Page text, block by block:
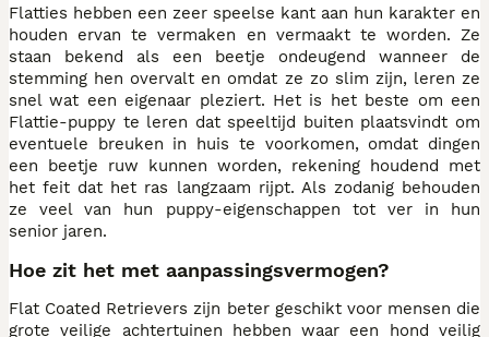
Flatties hebben een zeer speelse kant aan hun karakter en
houden ervan te vermaken en vermaakt te worden. Ze
staan bekend als een beetje ondeugend wanneer de
stemming hen overvalt en omdat ze zo slim zijn, leren ze
snel wat een eigenaar pleziert. Het is het beste om een
Flattie-puppy te leren dat speeltijd buiten plaatsvindt om
eventuele breuken in huis te voorkomen, omdat dingen
een beetje ruw kunnen worden, rekening houdend met
het feit dat het ras langzaam rijpt. Als zodanig behouden
ze veel van hun puppy-eigenschappen tot ver in hun
senior jaren.
Hoe zit het met aanpassingsvermogen?
Flat Coated Retrievers zijn beter geschikt voor mensen die
grote veilige achtertuinen hebben waar een hond veilig